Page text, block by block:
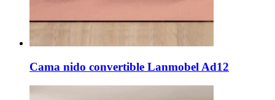
Cama nido convertible Lanmobel Ad12